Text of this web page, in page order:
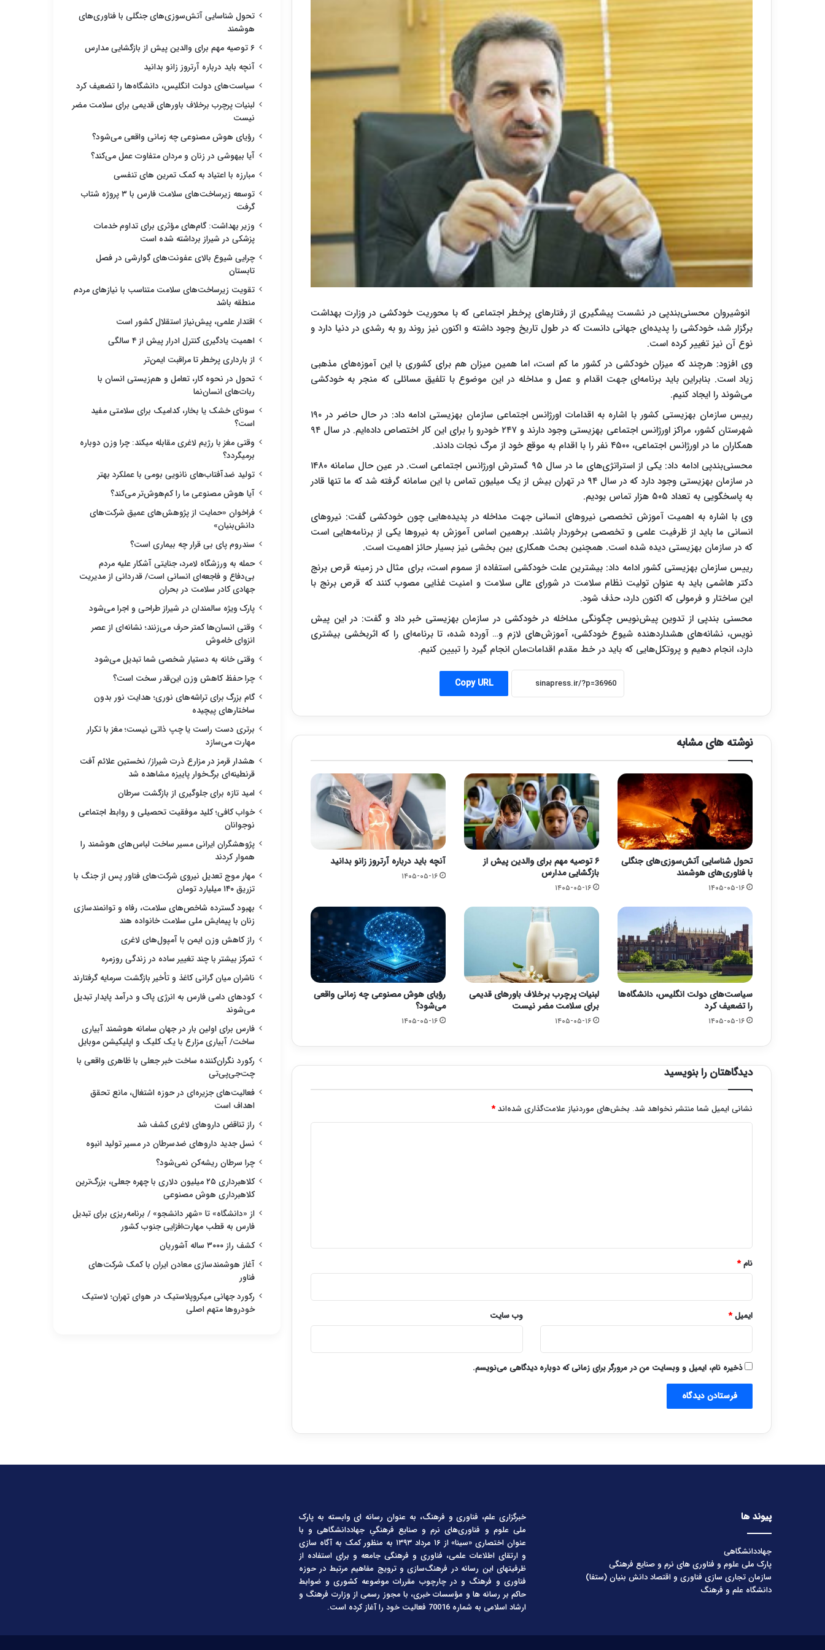
انوشیروان محسنی‌بندپی در نشست پیشگیری از رفتارهای پرخطر اجتماعی که با محوریت خودکشی در وزارت بهداشت
برگزار شد، خودکشی را پدیده‌ای جهانی دانست که در طول تاریخ وجود داشته و اکنون نیز روند رو به رشدی در دنیا دارد و
نوع آن نیز تغییر کرده است.
وی افزود: هرچند که میزان خودکشی در کشور ما کم است، اما همین میزان هم برای کشوری با این آموزه‌های مذهبی
زیاد است. بنابراین باید برنامه‌ای جهت اقدام و عمل و مداخله در این موضوع با تلفیق مسائلی که منجر به خودکشی
می‌شوند را ایجاد کنیم.
رییس سازمان بهزیستی کشور با اشاره به اقدامات اورژانس اجتماعی سازمان بهزیستی ادامه داد: در حال حاضر در ۱۹۰
شهرستان کشور، مراکز اورژانس اجتماعی بهزیستی وجود دارند و ۲۴۷ خودرو را برای این کار اختصاص داده‌ایم. در سال ۹۴
همکاران ما در اورژانس اجتماعی، ۴۵۰۰ نفر را با اقدام به موقع خود از مرگ نجات دادند.
محسنی‌بندپی ادامه داد: یکی از استراتژی‌های ما در سال ۹۵ گسترش اورژانس اجتماعی است. در عین حال سامانه ۱۴۸۰
در سازمان بهزیستی وجود دارد که در سال ۹۴ در تهران بیش از یک میلیون تماس با این سامانه گرفته شد که ما تنها قادر
به پاسخگویی به تعداد ۵۰۵ هزار تماس بودیم.
وی با اشاره به اهمیت آموزش تخصصی نیروهای انسانی جهت مداخله در پدیده‌هایی چون خودکشی گفت: نیروهای
انسانی ما باید از ظرفیت علمی و تخصصی برخوردار باشند. برهمین اساس آموزش به نیروها یکی از برنامه‌هایی است
که در سازمان بهزیستی دیده شده است. همچنین بحث همکاری بین بخشی نیز بسیار حائز اهمیت است.
رییس سازمان بهزیستی کشور ادامه داد: بیشترین علت خودکشی استفاده از سموم است، برای مثال در زمینه قرص برنج
دکتر هاشمی باید به عنوان تولیت نظام سلامت در شورای عالی سلامت و امنیت غذایی مصوب کنند که قرص برنج با
این ساختار و فرمولی که اکنون دارد، حذف شود.
محسنی بندپی از تدوین پیش‌نویس چگونگی مداخله در خودکشی در سازمان بهزیستی خبر داد و گفت: در این پیش
نویس، نشانه‌های هشداردهنده شیوع خودکشی، آموزش‌های لازم و… آورده شده، تا برنامه‌ای را که اثربخشی بیشتری
دارد، انجام دهیم و پروتکل‌هایی که باید در خط مقدم اقدامات‌مان انجام گیرد را تبیین کنیم.
Copy URL
نوشته های مشابه
تحول شناسایی آتش‌سوزی‌های جنگلی
با فناوری‌های هوشمند
۱۴۰۵-۰۵-۱۶
۶ توصیه مهم برای والدین پیش از
بازگشایی مدارس
۱۴۰۵-۰۵-۱۶
آنچه باید درباره آرتروز زانو بدانید
۱۴۰۵-۰۵-۱۶
سیاست‌های دولت انگلیس، دانشگاه‌ها
را تضعیف کرد
۱۴۰۵-۰۵-۱۶
لبنیات پرچرب برخلاف باورهای قدیمی
برای سلامت مضر نیست
۱۴۰۵-۰۵-۱۶
رؤیای هوش مصنوعی چه زمانی واقعی
می‌شود؟
۱۴۰۵-۰۵-۱۶
دیدگاهتان را بنویسید
نشانی ایمیل شما منتشر نخواهد شد. بخش‌های موردنیاز علامت‌گذاری شده‌اند*
نام*
ایمیل* وب‌ سایت
ذخیره نام، ایمیل و وبسایت من در مرورگر برای زمانی که دوباره دیدگاهی می‌نویسم.
تحول شناسایی آتش‌سوزی‌های جنگلی با فناوری‌های
هوشمند
۶ توصیه مهم برای والدین پیش از بازگشایی مدارس
آنچه باید درباره آرتروز زانو بدانید
سیاست‌های دولت انگلیس، دانشگاه‌ها را تضعیف کرد
لبنیات پرچرب برخلاف باورهای قدیمی برای سلامت مضر
نیست
رؤیای هوش مصنوعی چه زمانی واقعی می‌شود؟
آیا بیهوشی در زنان و مردان متفاوت عمل می‌کند؟
مبارزه با اعتیاد به کمک تمرین های تنفسی
توسعه زیرساخت‌های سلامت فارس با ۳ پروژه شتاب
گرفت
وزیر بهداشت: گام‌های مؤثری برای تداوم خدمات
پزشکی در شیراز برداشته شده است
چرایی شیوع بالای عفونت‌های گوارشی در فصل
تابستان
تقویت زیرساخت‌های سلامت متناسب با نیازهای مردم
منطقه باشد
اقتدار علمی، پیش‌نیاز استقلال کشور است
اهمیت یادگیری کنترل ادرار پیش از ۴ سالگی
از بارداری پرخطر تا مراقبت ایمن‌تر
تحول در نحوه کار، تعامل و هم‌زیستی انسان با
ربات‌های انسان‌نما
سونای خشک یا بخار، کدامیک برای سلامتی مفید
است؟
وقتی مغز با رژیم لاغری مقابله میکند: چرا وزن دوباره
برمیگردد؟
تولید ضدآفتاب‌های نانویی بومی با عملکرد بهتر
آیا هوش مصنوعی ما را کم‌هوش‌تر می‌کند؟
فراخوان «حمایت از پژوهش‌های عمیق شرکت‌های
دانش‌بنیان»
سندروم پای بی قرار چه بیماری است؟
حمله به ورزشگاه لامرد، جنایتی آشکار علیه مردم
بی‌دفاع و فاجعه‌ای انسانی است/ قدردانی از مدیریت
جهادی کادر سلامت در بحران
پارک ویژه سالمندان در شیراز طراحی و اجرا می‌شود
وقتی انسان‌ها کمتر حرف می‌زنند؛ نشانه‌ای از عصر
انزوای خاموش
وقتی خانه به دستیار شخصی شما تبدیل می‌شود
چرا حفظ کاهش وزن این‌قدر سخت است؟
گام بزرگ برای تراشه‌های نوری؛ هدایت نور بدون
ساختارهای پیچیده
برتری دست راست یا چپ ذاتی نیست؛ مغز با تکرار
مهارت می‌سازد
هشدار قرمز در مزارع ذرت شیراز/ نخستین علائم آفت
قرنطینه‌ای برگ‌خوار پاییزه مشاهده شد
امید تازه برای جلوگیری از بازگشت سرطان
خواب کافی؛ کلید موفقیت تحصیلی و روابط اجتماعی
نوجوانان
پژوهشگران ایرانی مسیر ساخت لباس‌های هوشمند را
هموار کردند
مهار موج تعدیل نیروی شرکت‌های فناور پس از جنگ با
تزریق ۱۴۰ میلیارد تومان
بهبود گسترده شاخص‌های سلامت، رفاه و توانمندسازی
زنان با پیمایش ملی سلامت خانواده هند
راز کاهش وزن ایمن با آمپول‌های لاغری
تمرکز بیشتر با چند تغییر ساده در زندگی روزمره
ناشران میان گرانی کاغذ و تأخیر بازگشت سرمایه گرفتارند
کودهای دامی فارس به انرژی پاک و درآمد پایدار تبدیل
می‌شوند
فارس برای اولین بار در جهان سامانه هوشمند آبیاری
ساخت/ آبیاری مزارع با یک کلیک و اپلیکیشن موبایل
رکورد نگران‌کننده ساخت خبر جعلی با ظاهری واقعی با
چت‌جی‌پی‌تی
فعالیت‌های جزیره‌ای در حوزه اشتغال، مانع تحقق
اهداف است
راز تناقض داروهای لاغری کشف شد
نسل جدید داروهای ضدسرطان در مسیر تولید انبوه
چرا سرطان ریشه‌کن نمی‌شود؟
کلاهبرداری ۲۵ میلیون دلاری با چهره جعلی، بزرگ‌ترین
کلاهبرداری هوش مصنوعی
از «دانشگاه» تا «شهر دانشجو» / برنامه‌ریزی برای تبدیل
فارس به قطب مهارت‌افزایی جنوب کشور
کشف راز ۳۰۰۰ ساله آشوریان
آغاز هوشمندسازی معادن ایران با کمک شرکت‌های
فناور
رکورد جهانی میکروپلاستیک در هوای تهران؛ لاستیک
خودروها متهم اصلی
پیوند ها
جهاددانشگاهی
پارک ملی علوم و فناوری های نرم و صنایع فرهنگی
سازمان تجاری سازی فناوری و اقتصاد دانش بنیان (ستفا)
دانشگاه علم و فرهنگ
خبرگزاری علم، فناوری و فرهنگ، به عنوان رسانه ای وابسته به پارک
ملی علوم و فناوری‌های نرم و صنایع فرهنگیِ جهاددانشگاهی و با
عنوان اختصاری «سینا» از ۱۶ مرداد ۱۳۹۳ به منظور کمک به آگاه سازی
و ارتقای اطلاعات علمی، فناوری و فرهنگی جامعه و برای استفاده از
ظرفیتهای این رسانه در فرهنگ‌سازی و ترویج مفاهیم مرتبط در حوزه
فناوری و فرهنگ و در چارچوب مقررات موضوعه کشوری و ضوابط
حاکم بر رسانه ها و مؤسسات خبری، با مجوز رسمی از وزارت فرهنگ و
ارشاد اسلامی به شماره 70016 فعالیت خود را آغاز کرده است.